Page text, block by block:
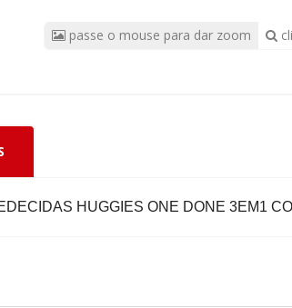
passe o mouse para dar zoom
HUGGIES ONE DONE 3EM1